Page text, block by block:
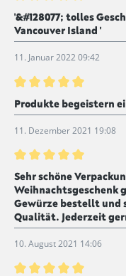
Bewertung mit 5 von 5
'&#128077; tolles
Vancouver Island '
11. Januar 2022 09:42
Bewertung mit 5 von 5
Produkte begeistern
11. Dezember 2021 19:08
Bewertung mit 5 von 5
Sehr schöne
Weihnachtsgeschenk
Gewürze bestellt und
Qualität. Jederzeit
10. August 2021 14:06